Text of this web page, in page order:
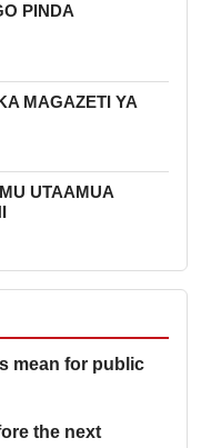
PINDA
MAGAZETI YA
UTAAMUA
mean for public
the next